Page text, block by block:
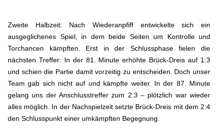
Zweite Halbzeit: Nach Wiederanpfiff entwickelte sich ein
ausgeglichenes Spiel, in dem beide Seiten um Kontrolle und
Torchancen kämpften. Erst in der Schlussphase fielen die
nächsten Treffer: In der 81. Minute erhöhte Brück-Dreis auf 1:3
und schien die Partie damit vorzeitig zu entscheiden. Doch unser
Team gab sich nicht auf und kämpfte weiter. In der 87. Minute
gelang uns der Anschlusstreffer zum 2:3 – plötzlich war wieder
alles möglich. In der Nachspielzeit setzte Brück-Dreis mit dem 2:4
den Schlusspunkt einer umkämpften Begegnung.